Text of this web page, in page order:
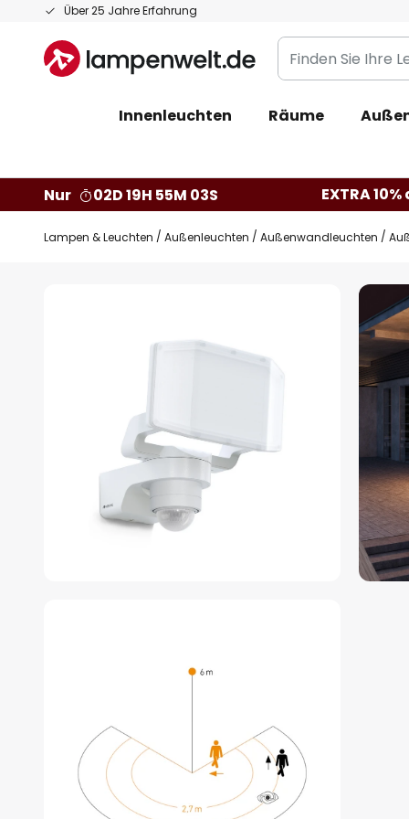
Über 25 Jahre Erfahrung
Zum
springen
Finden
Sie
Leuchte...
Innenleuchten Räume
Nur
02D 19H 55M 02S EXTRA
Lampen & Leuchten Außenleuchten Außenwandleuchten